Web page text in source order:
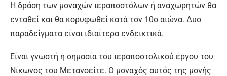
Η δράση των μοναχών ιεραποστόλων ή αναχωρητών θα
ενταθεί και θα κορυφωθεί κατά τον 10ο αιώνα. Δυο
παραδείγματα είναι ιδιαίτερα ενδεικτικά.
Είναι γνωστή η σημασία του ιεραποστολικού έργου του
Νίκωνος του Μετανοείτε. Ο μοναχός αυτός της μονής